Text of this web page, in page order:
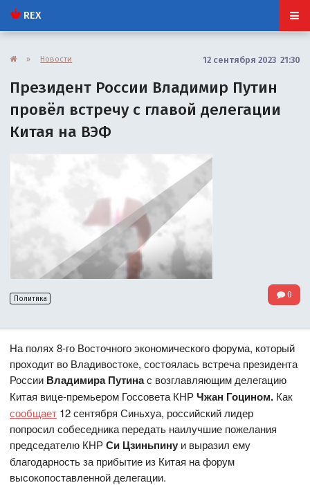
REX
» Новости 12 сентября 2023 21:30
Президент России Владимир Путин
провёл встречу с главой делегации
Китая на ВЭФ
Политика 0
На полях 8-го Восточного экономического форума, который
проходит во Владивостоке, состоялась встреча президента
России Владимира Путинас возглавляющим делегацию
Китая вице-премьером Госсовета КНРЧжан Гоцином. Как
сообщает 12 сентября Синьхуа, российский лидер
попросил собеседника передать наилучшие пожелания
председателю КНРСи Цзиньпину и выразил ему
благодарность за прибытие из Китая на форум
высокопоставленной делегации.